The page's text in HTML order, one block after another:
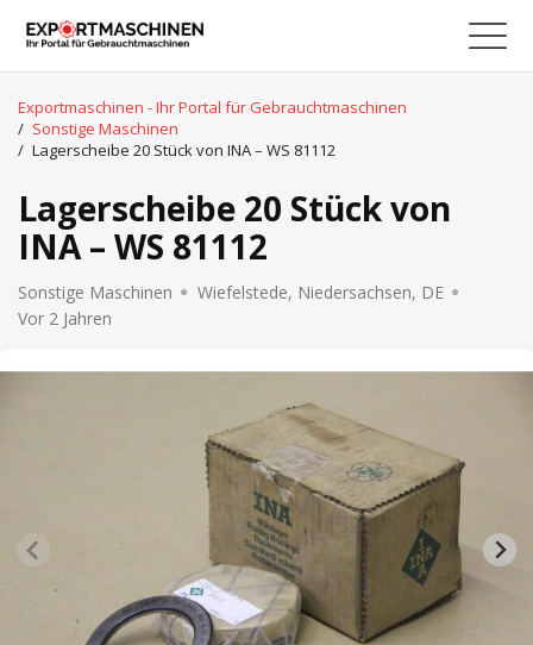
Exportmaschinen - Ihr Portal für Gebrauchtmaschinen
/ Sonstige Maschinen
/ Lagerscheibe 20 Stück von INA – WS 81112
Lagerscheibe 20 Stück von
INA – WS 81112
Sonstige Maschinen
Wiefelstede, Niedersachsen, DE
Vor 2 Jahren